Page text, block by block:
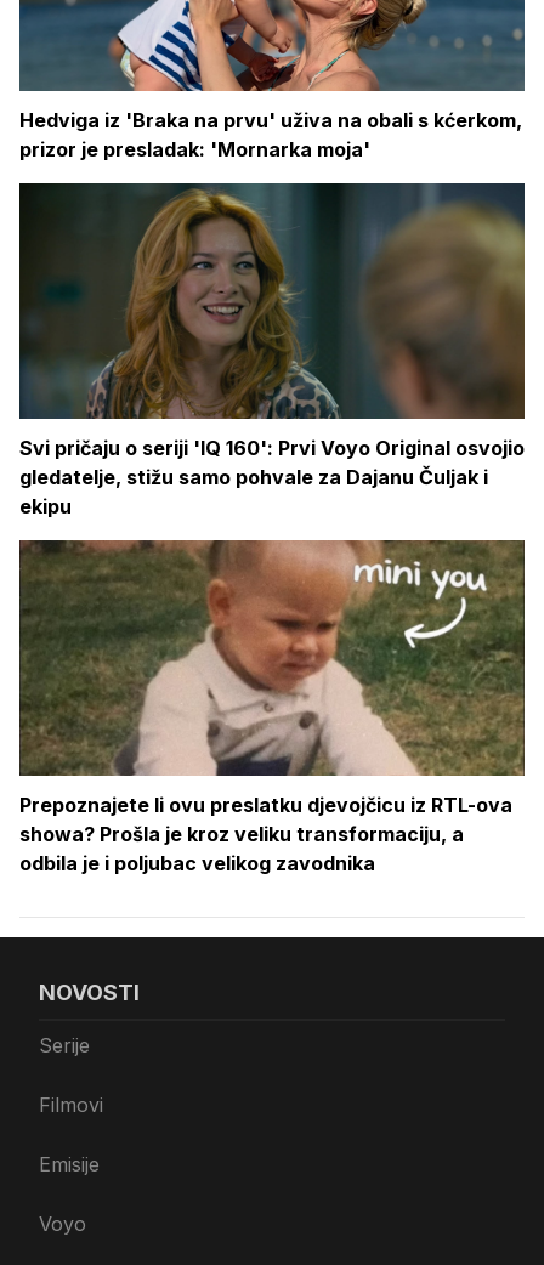
Hedviga iz 'Braka na prvu' uživa na obali s kćerkom,
prizor je presladak: 'Mornarka moja'
Svi pričaju o seriji 'IQ 160': Prvi Voyo Original osvojio
gledatelje, stižu samo pohvale za Dajanu Čuljak i
ekipu
Prepoznajete li ovu preslatku djevojčicu iz RTL-ova
showa? Prošla je kroz veliku transformaciju, a
odbila je i poljubac velikog zavodnika
NOVOSTI
Serije
Filmovi
Emisije
Voyo